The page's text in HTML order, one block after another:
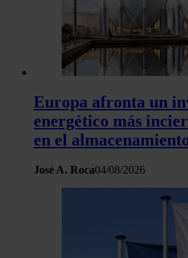
Europa afronta un
energético más
en el
José A. Roca04/08/2026